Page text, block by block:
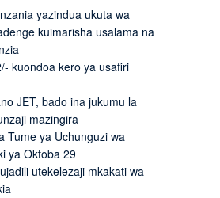
yazindua ukuta wa
kuimarisha usalama na
kuondoa kero ya usafiri
JET, bado ina jukumu la
mazingira
Tume ya Uchunguzi wa
ya Oktoba 29
utekelezaji mkakati wa